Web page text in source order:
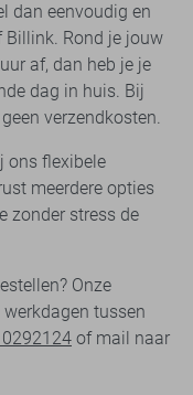
dan eenvoudig en
Billink. Rond je jouw
af, dan heb je je
dag in huis. Bij
verzendkosten.
ons flexibele
meerdere opties
zonder stress de
Onze
tussen
of mail naar